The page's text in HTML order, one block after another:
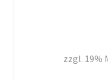
zzgl. 19%